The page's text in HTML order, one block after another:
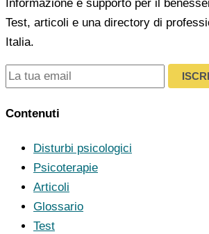
Informazione e supporto per il
Test, articoli e una directory di
Italia.
Contenuti
Disturbi psicologici
Psicoterapie
Articoli
Glossario
Test